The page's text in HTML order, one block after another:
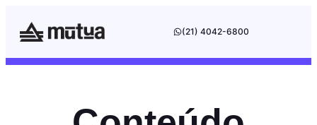
(21) 4042-6800